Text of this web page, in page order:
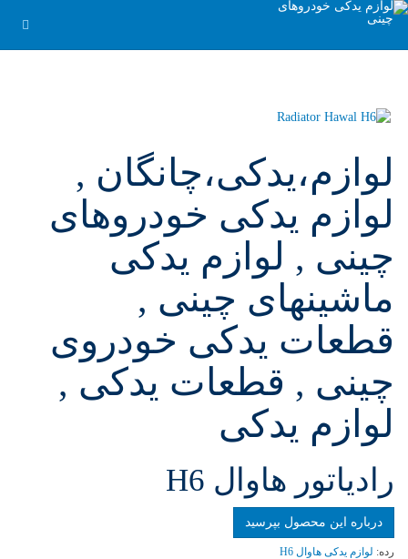
لوازم،یدکی،چانگان ,
لوازم یدکی خودروهای
چینی , لوازم یدکی
ماشینهای چینی ,
قطعات یدکی خودروی
چینی , قطعات یدکی ,
لوازم یدکی
رادياتور هاوال H6
درباره این محصول بپرسید
رده: لوازم یدکی هاوال H6